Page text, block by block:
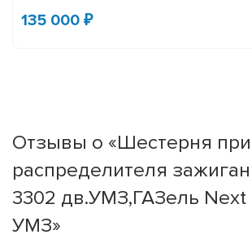
135 000 ₽
Отзывы о «Шестерня
распределителя
3302 дв.УМЗ,ГАЗель Next
УМЗ»